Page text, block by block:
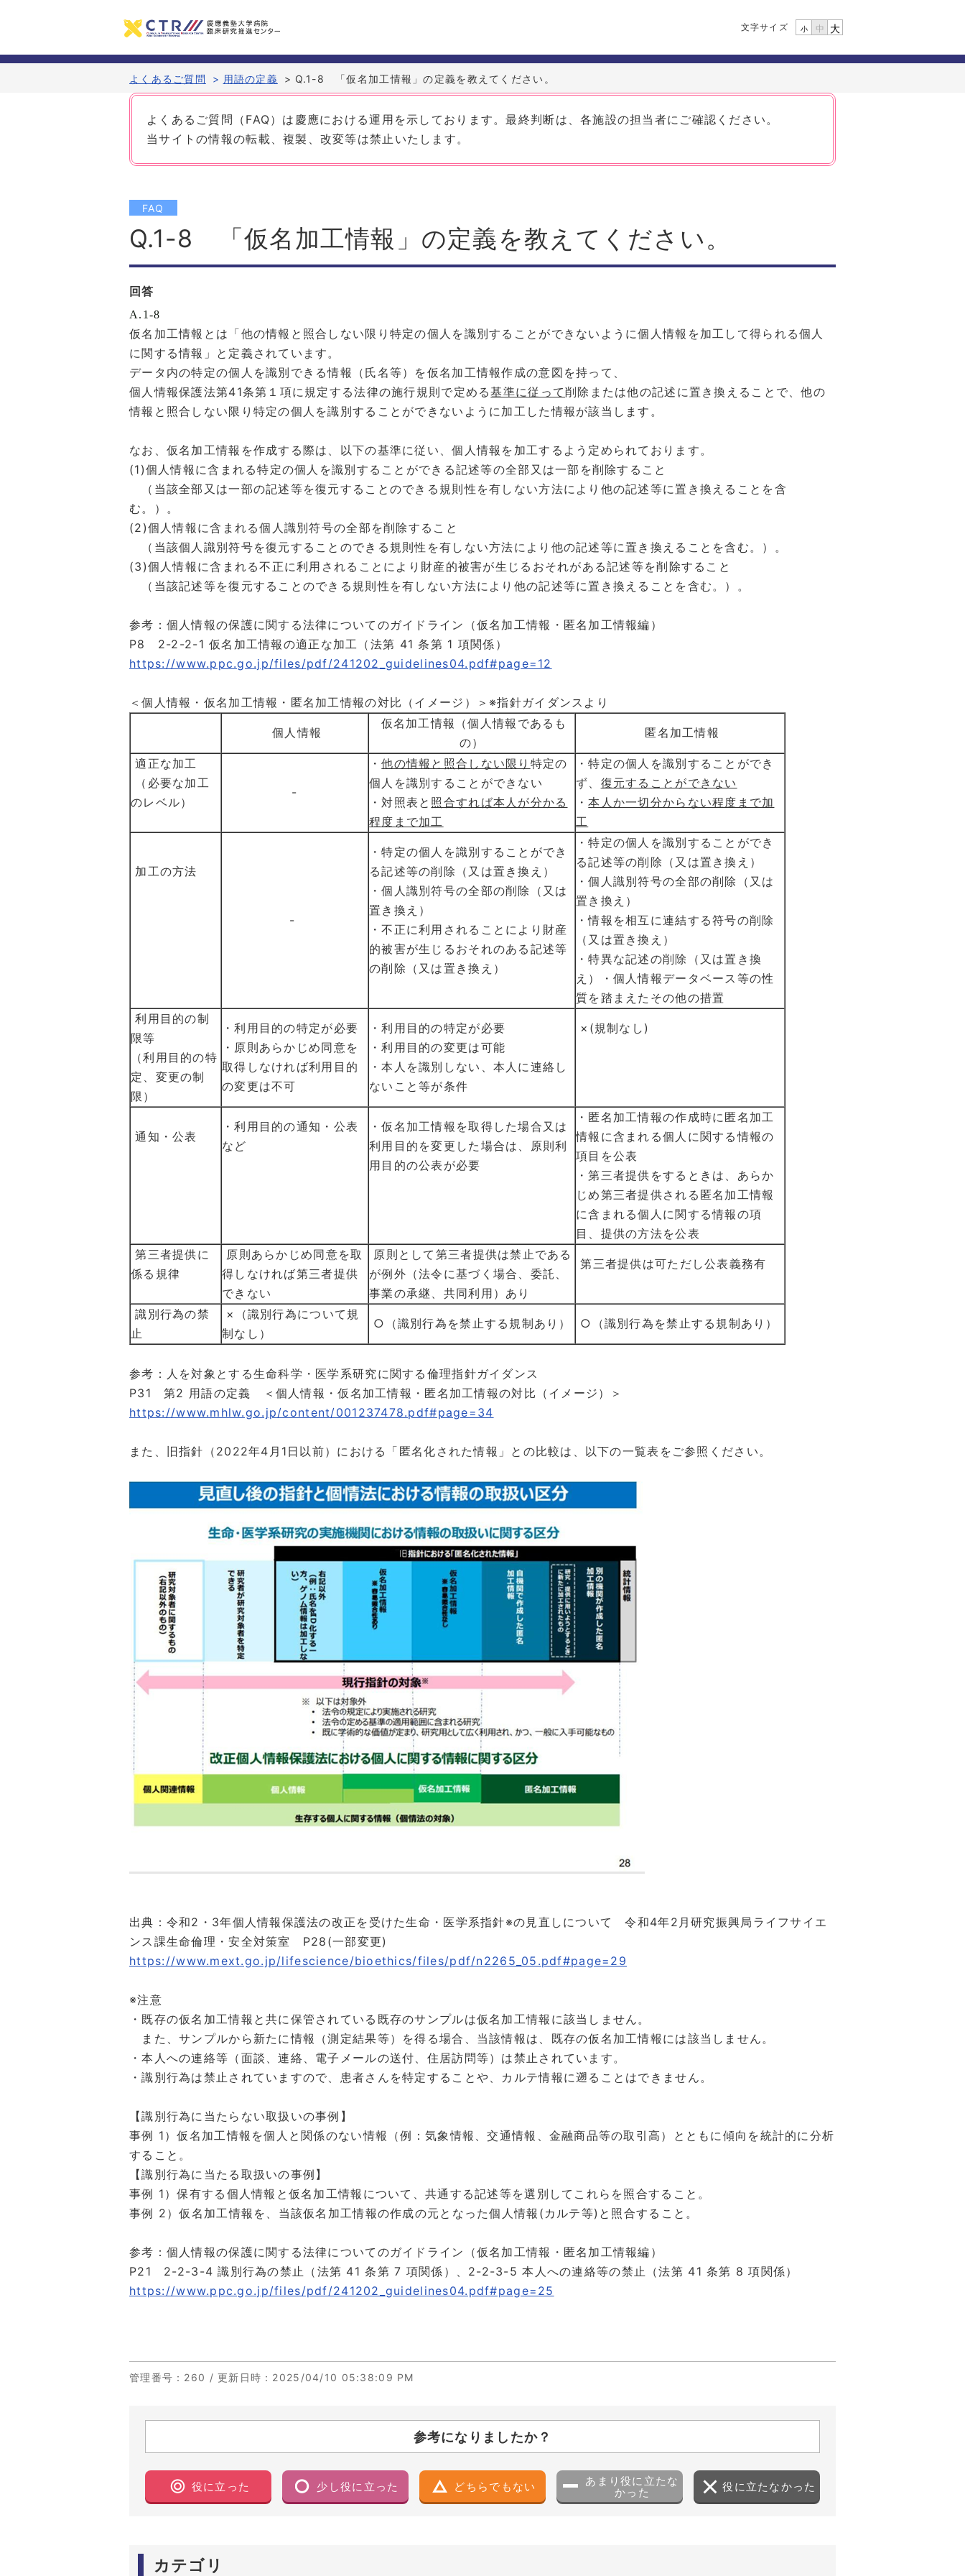
文字サイズ 小 中 大
よくあるご質問 > 用語の定義 > Q.1-8 「仮名加工情報」の定義を教えてください。
よくあるご質問（FAQ）は慶應における運用を示しております。最終判断は、各施設の担当者にご確認ください。
当サイトの情報の転載、複製、改変等は禁止いたします。
FAQ
Q.1-8 「仮名加工情報」の定義を教えてください。
回答
A.1-8
仮名加工情報とは「他の情報と照合しない限り特定の個人を識別することができないように個人情報を加工して得られる個人
に関する情報」と定義されています。
データ内の特定の個人を識別できる情報（氏名等）を仮名加工情報作成の意図を持って、
個人情報保護法第41条第１項に規定する法律の施行規則で定める基準に従って削除または他の記述に置き換えることで、他の
情報と照合しない限り特定の個人を識別することができないように加工した情報が該当します。
なお、仮名加工情報を作成する際は、以下の基準に従い、個人情報を加工するよう定められております。
(1)個人情報に含まれる特定の個人を識別することができる記述等の全部又は一部を削除すること
（当該全部又は一部の記述等を復元することのできる規則性を有しない方法により他の記述等に置き換えることを含
む。）。
(2)個人情報に含まれる個人識別符号の全部を削除すること
（当該個人識別符号を復元することのできる規則性を有しない方法により他の記述等に置き換えることを含む。）。
(3)個人情報に含まれる不正に利用されることにより財産的被害が生じるおそれがある記述等を削除すること
（当該記述等を復元することのできる規則性を有しない方法により他の記述等に置き換えることを含む。）。
参考：個人情報の保護に関する法律についてのガイドライン（仮名加工情報・匿名加工情報編）
P8 2-2-2-1 仮名加工情報の適正な加工（法第 41 条第 1 項関係）
https://www.ppc.go.jp/files/pdf/241202_guidelines04.pdf#page=12
＜個人情報・仮名加工情報・匿名加工情報の対比（イメージ）＞※指針ガイダンスより
個人情報
仮名加工情報（個人情報であるも
の）
匿名加工情報
適正な加工
（必要な加工
のレベル）
-
・他の情報と照合しない限り 特定の
個人を識別することができない
・対照表と 照合すれば本人が分かる
程度まで加工
・特定の個人を識別することができ
ず、 復元することができない
・本人か一切分からない程度まで加
工
加工の方法
-
・特定の個人を識別することができ
る記述等の削除（又は置き換え）
・個人識別符号の全部の削除（又は
置き換え）
・不正に利用されることにより財産
的被害が生じるおそれのある記述等
の削除（又は置き換え）
・特定の個人を識別することができ
る記述等の削除（又は置き換え）
・個人識別符号の全部の削除（又は
置き換え）
・情報を相互に連結する符号の削除
（又は置き換え）
・特異な記述の削除（又は置き換
え）・個人情報データベース等の性
質を踏まえたその他の措置
利用目的の制
限等
（利用目的の特
定、変更の制
限）
・利用目的の特定が必要
・原則あらかじめ同意を
取得しなければ利用目的
の変更は不可
・利用目的の特定が必要
・利用目的の変更は可能
・本人を識別しない、本人に連絡し
ないこと等が条件
×(規制なし)
通知・公表
・利用目的の通知・公表
など
・仮名加工情報を取得した場合又は
利用目的を変更した場合は、原則利
用目的の公表が必要
・匿名加工情報の作成時に匿名加工
情報に含まれる個人に関する情報の
項目を公表
・第三者提供をするときは、あらか
じめ第三者提供される匿名加工情報
に含まれる個人に関する情報の項
目、提供の方法を公表
第三者提供に
係る規律
原則あらかじめ同意を取
得しなければ第三者提供
できない
原則として第三者提供は禁止である
が例外（法令に基づく場合、委託、
事業の承継、共同利用）あり
第三者提供は可ただし公表義務有
識別行為の禁
止
×（識別行為について規
制なし）
○（識別行為を禁止する規制あり） ○（識別行為を禁止する規制あり）
参考：人を対象とする生命科学・医学系研究に関する倫理指針ガイダンス
P31 第2 用語の定義 ＜個人情報・仮名加工情報・匿名加工情報の対比（イメージ）＞
https://www.mhlw.go.jp/content/001237478.pdf#page=34
また、旧指針（2022年4月1日以前）における「匿名化された情報」との比較は、以下の一覧表をご参照ください。
出典：令和2・3年個人情報保護法の改正を受けた生命・医学系指針※の見直しについて 令和4年2月研究振興局ライフサイエ
ンス課生命倫理・安全対策室 P28(一部変更)
https://www.mext.go.jp/lifescience/bioethics/files/pdf/n2265_05.pdf#page=29
※注意
・既存の仮名加工情報と共に保管されている既存のサンプルは仮名加工情報に該当しません。
また、サンプルから新たに情報（測定結果等）を得る場合、当該情報は、既存の仮名加工情報には該当しません。
・本人への連絡等（面談、連絡、電子メールの送付、住居訪問等）は禁止されています。
・識別行為は禁止されていますので、患者さんを特定することや、カルテ情報に遡ることはできません。
【識別行為に当たらない取扱いの事例】
事例 1）仮名加工情報を個人と関係のない情報（例：気象情報、交通情報、金融商品等の取引高）とともに傾向を統計的に分析
すること。
【識別行為に当たる取扱いの事例】
事例 1）保有する個人情報と仮名加工情報について、共通する記述等を選別してこれらを照合すること。
事例 2）仮名加工情報を、当該仮名加工情報の作成の元となった個人情報(カルテ等)と照合すること。
参考：個人情報の保護に関する法律についてのガイドライン（仮名加工情報・匿名加工情報編）
P21 2-2-3-4 識別行為の禁止（法第 41 条第 7 項関係）、2-2-3-5 本人への連絡等の禁止（法第 41 条第 8 項関係）
https://www.ppc.go.jp/files/pdf/241202_guidelines04.pdf#page=25
管理番号 ：260 /更新日時 ：2025/04/10 05:38:09 PM
参考になりましたか？
役に立った 少し役に立った どちらでもない
あまり役に立たな
かった
役に立たなかった
カテゴリ